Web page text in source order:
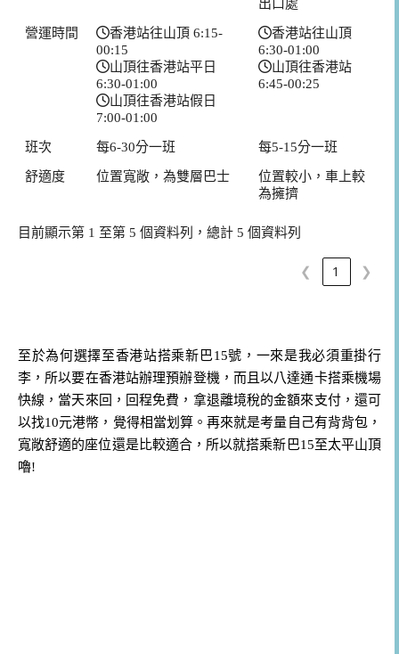
出口處
營運時間
香港站往山頂 6:15-
00:15
山頂往香港站平日
6:30-01:00
山頂往香港站假日
7:00-01:00
香港站往山頂
6:30-01:00
山頂往香港站
6:45-00:25
班次 每6-30分一班 每5-15分一班
舒適度 位置寬敞，為雙層巴士
位置較小，車上較
為擁擠
目前顯示第 1 至第 5 個資料列，總計 5 個資料列
❮ 1 ❯
至於為何選擇至香港站搭乘新巴15號，一來是我必須重掛行
李，所以要在香港站辦理預辦登機，而且以八達通卡搭乘機場
快線，當天來回，回程免費，拿退離境稅的金額來支付，還可
以找10元港幣，覺得相當划算。再來就是考量自己有背背包，
寬敞舒適的座位還是比較適合，所以就搭乘新巴15至太平山頂
嚕!